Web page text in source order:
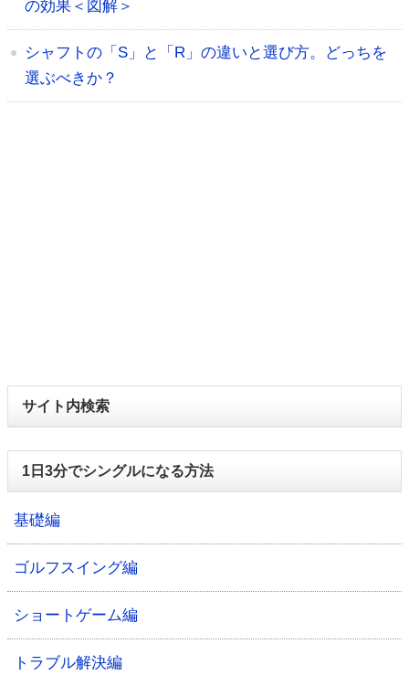
の効果＜図解＞
シャフトの「S」と「R」の違いと選び方。どっちを
選ぶべきか？
サイト内検索
1日3分でシングルになる方法
基礎編
ゴルフスイング編
ショートゲーム編
トラブル解決編